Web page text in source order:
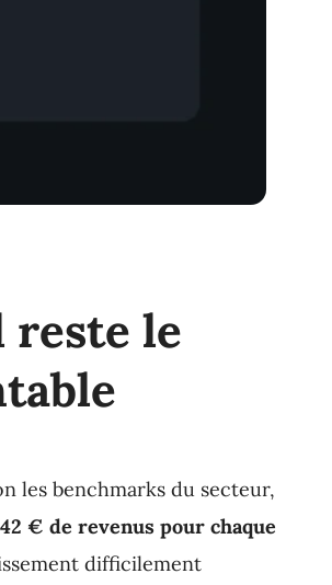
reste le
les benchmarks du secteur,
42 € de revenus pour chaque
difficilement